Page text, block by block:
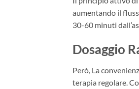
aumentando il
30-60 minuti
Dosaggio
Però, La
terapia regolare.